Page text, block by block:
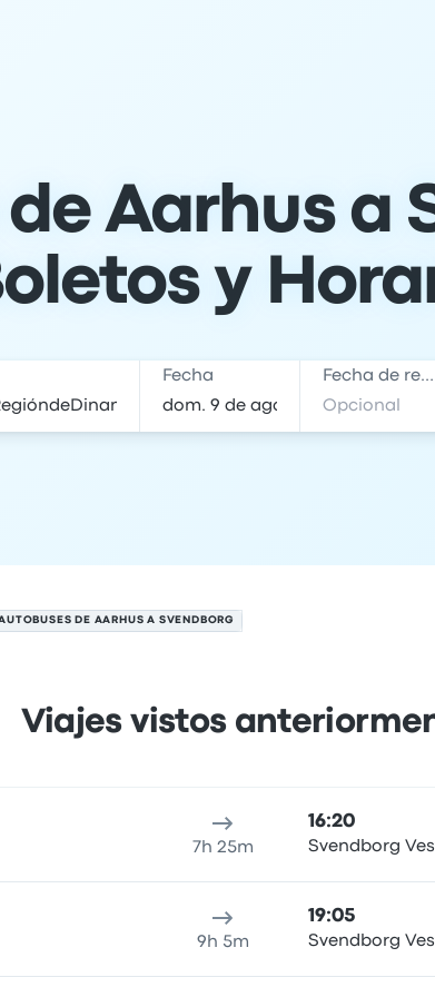
Aarhus a
y
Fecha Fecha de regreso
DE AARHUS A SVENDBORG
Viajes vistos
7h 25m
16:20
Svendborg
9h 5m
19:05
Svendborg